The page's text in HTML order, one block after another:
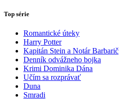
Top série
Romantické úteky
Harry Potter
Kapitán Stein a Notár Barbarič
Denník odvážneho bojka
Krimi Dominika Dána
Učím sa rozprávať
Duna
Smradi